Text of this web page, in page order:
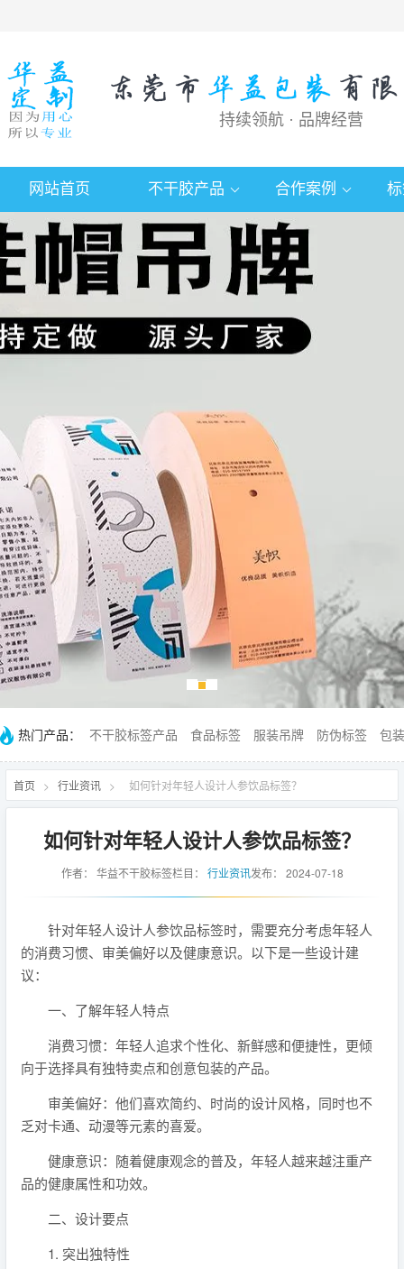
持续领航 · 品牌经营
网站首页 不干胶产品 合作案例
热门产品： 不干胶标签产品 食品标签 服装吊牌 防伪标签 包
首页 > 行业资讯 > 如何针对年轻人设计人参饮品标签？
如何针对年轻人设计人参饮品标签？
作者： 华益不干胶标签栏目： 行业资讯发布： 2024-07-18
针对年轻人设计人参饮品标签时，需要充分考虑年轻人
的消费习惯、审美偏好以及健康意识。以下是一些设计建
议：
一、了解年轻人特点
消费习惯：年轻人追求个性化、新鲜感和便捷性，更倾
向于选择具有独特卖点和创意包装的产品。
审美偏好：他们喜欢简约、时尚的设计风格，同时也不
乏对卡通、动漫等元素的喜爱。
健康意识：随着健康观念的普及，年轻人越来越注重产
品的健康属性和功效。
二、设计要点
1. 突出独特性